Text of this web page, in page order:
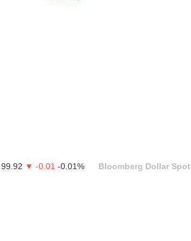
99.92 ▼ -0.01 -0.01% Bloomberg Dollar Spot